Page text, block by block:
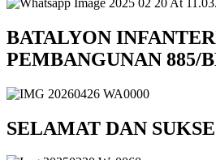
BATALYON
PEMBANGUNAN 885/
SELAMAT DAN